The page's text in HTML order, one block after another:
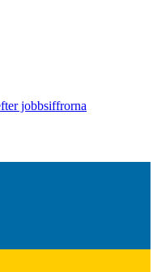
jobbsiffrorna